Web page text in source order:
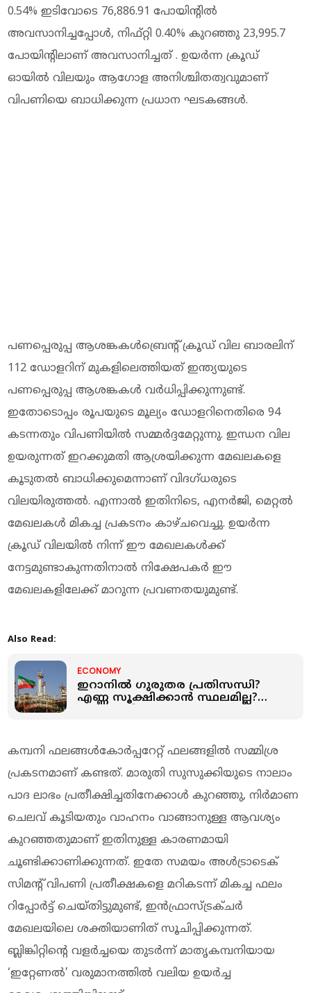
0.54% ഇടിവോടെ 76,886.91 പോയിന്റിൽ
അവസാനിച്ചപ്പോൾ, നിഫ്റ്റി 0.40% കുറഞ്ഞു 23,995.7
പോയിന്റിലാണ് അവസാനിച്ചത് . ഉയർന്ന ക്രൂഡ്
ഓയിൽ വിലയും ആഗോള അനിശ്ചിതത്വവുമാണ്
വിപണിയെ ബാധിക്കുന്ന പ്രധാന ഘടകങ്ങൾ.
പണപ്പെരുപ്പ ആശങ്കകൾബ്രെന്റ് ക്രൂഡ് വില ബാരലിന്
112 ഡോളറിന് മുകളിലെത്തിയത് ഇന്ത്യയുടെ
പണപ്പെരുപ്പ ആശങ്കകൾ വർധിപ്പിക്കുന്നുണ്ട്.
ഇതോടൊപ്പം രൂപയുടെ മൂല്യം ഡോളറിനെതിരെ 94
കടന്നതും വിപണിയിൽ സമ്മർദ്ദമേറ്റുന്നു. ഇന്ധന വില
ഉയരുന്നത് ഇറക്കുമതി ആശ്രയിക്കുന്ന മേഖലകളെ
കൂടുതൽ ബാധിക്കുമെന്നാണ് വിദഗ്ധരുടെ
വിലയിരുത്തൽ. എന്നാൽ ഇതിനിടെ, എനർജി, മെറ്റൽ
മേഖലകൾ മികച്ച പ്രകടനം കാഴ്ചവെച്ചു. ഉയർന്ന
ക്രൂഡ് വിലയിൽ നിന്ന് ഈ മേഖലകൾക്ക്
നേട്ടമുണ്ടാകുന്നതിനാൽ നിക്ഷേപകർ ഈ
മേഖലകളിലേക്ക് മാറുന്ന പ്രവണതയുമുണ്ട്.
Also Read:
ECONOMY
ഇറാനിൽ ഗുരുതര പ്രതിസന്ധി?
എണ്ണ സൂക്ഷിക്കാൻ സ്ഥലമില്ല?
കമ്പനി ഫലങ്ങൾകോർപ്പറേറ്റ് ഫലങ്ങളിൽ സമ്മിശ്ര
പ്രകടനമാണ് കണ്ടത്. മാരുതി സുസുക്കിയുടെ നാലാം
പാദ ലാഭം പ്രതീക്ഷിച്ചതിനേക്കാൾ കുറഞ്ഞു, നിർമാണ
ചെലവ് കൂടിയതും വാഹനം വാങ്ങാനുള്ള ആവശ്യം
കുറഞ്ഞതുമാണ് ഇതിനുള്ള കാരണമായി
ചൂണ്ടിക്കാണിക്കുന്നത്. ഇതേ സമയം അൾട്രാടെക്
സിമന്റ് വിപണി പ്രതീക്ഷകളെ മറികടന്ന് മികച്ച ഫലം
റിപ്പോർട്ട് ചെയ്തിട്ടുമുണ്ട്, ഇൻഫ്രാസ്ട്രക്ചർ
മേഖലയിലെ ശക്തിയാണിത് സൂചിപ്പിക്കുന്നത്.
ബ്ലിങ്കിറ്റിന്റെ വളർച്ചയെ തുടർന്ന് മാതൃകമ്പനിയായ
‘ഇറ്റേണൽ’ വരുമാനത്തിൽ വലിയ ഉയർച്ച